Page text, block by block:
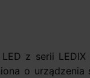
z serii
o